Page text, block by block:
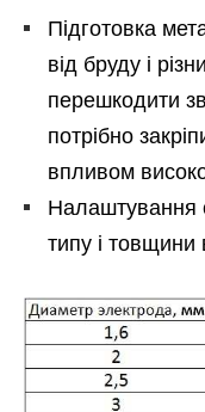
Підготовка
від бруду і
перешкодити
потрібно
впливом
Налаштування
типу і товщини